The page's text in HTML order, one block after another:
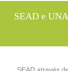
SEAD e